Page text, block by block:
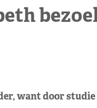
want door